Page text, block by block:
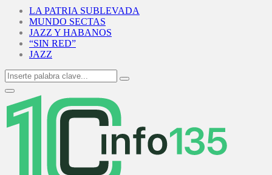
LA PATRIA SUBLEVADA
MUNDO SECTAS
JAZZ Y HABANOS
“SIN RED”
JAZZ
Search
for:
Search
Primary
Menu